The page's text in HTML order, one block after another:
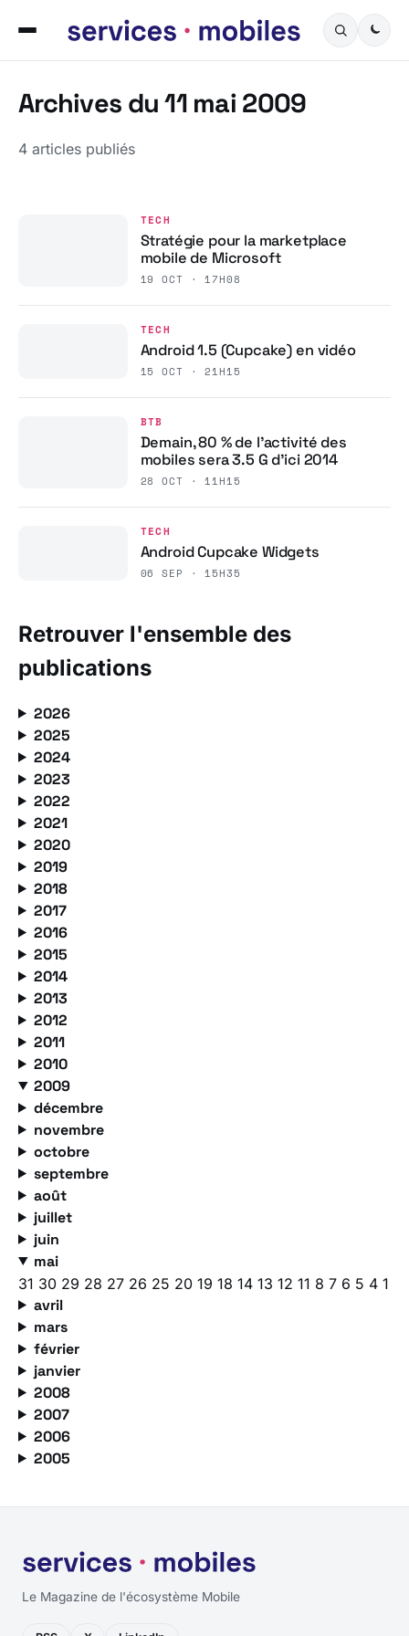
Archives du 11 mai 2009
4 articles publiés
TECH
Stratégie pour la marketplace
mobile de Microsoft
19 OCT · 17H08
TECH
Android 1.5 (Cupcake) en vidéo
15 OCT · 21H15
BTB
Demain, 80 % de l’activité des
mobiles sera 3.5 G d’ici 2014
28 OCT · 11H15
TECH
Android Cupcake Widgets
06 SEP · 15H35
Retrouver l'ensemble des
publications
2026
2025
2024
2023
2022
2021
2020
2019
2018
2017
2016
2015
2014
2013
2012
2011
2010
2009
décembre
novembre
octobre
septembre
août
juillet
juin
mai
31 30 29 28 27 26 25 20 19 18 14 13 12 11 8 7 6 5 4 1
avril
mars
février
janvier
2008
2007
2006
2005
Le Magazine de l'écosystème Mobile